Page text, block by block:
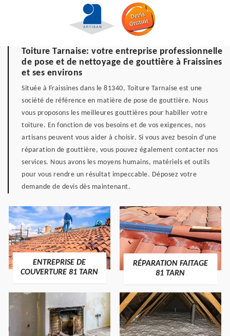
Toiture Tarnaise: votre entreprise professionnelle
de pose et de nettoyage de gouttière à Fraissines
et ses environs
Située à Fraissines dans le 81340, Toiture Tarnaise est une
société de référence en matière de pose de gouttière. Nous
vous proposons les meilleures gouttières pour habiller votre
toiture. En fonction de vos besoins et de vos exigences, nos
artisans peuvent vous aider à choisir. Si vous avez besoin d'une
réparation de gouttière, vous pouvez également contacter nos
services. Nous avons les moyens humains, matériels et outils
pour vous rendre un résultat impeccable. Déposez votre
demande de devis dès maintenant.
ENTREPRISE DE
COUVERTURE 81 TARN
RÉPARATION FAITAGE
81 TARN